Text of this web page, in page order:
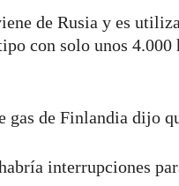
de Rusia y es
con solo unos 4.000
gas de Finlandia dijo
interrupciones